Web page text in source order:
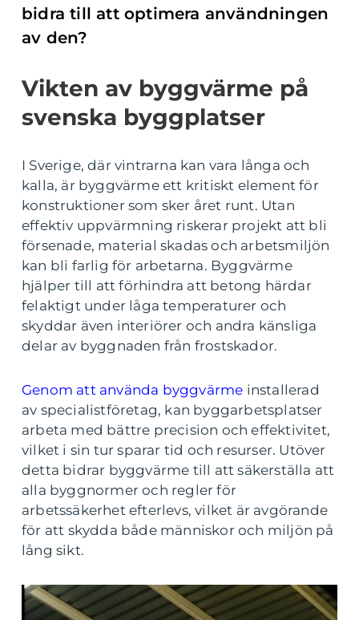
bidra till att optimera användningen
av den?
Vikten av byggvärme på
svenska byggplatser
I Sverige, där vintrarna kan vara långa och
kalla, är byggvärme ett kritiskt element för
konstruktioner som sker året runt. Utan
effektiv uppvärmning riskerar projekt att bli
försenade, material skadas och arbetsmiljön
kan bli farlig för arbetarna. Byggvärme
hjälper till att förhindra att betong härdar
felaktigt under låga temperaturer och
skyddar även interiörer och andra känsliga
delar av byggnaden från frostskador.
Genom att använda byggvärme installerad
av specialistföretag, kan byggarbetsplatser
arbeta med bättre precision och effektivitet,
vilket i sin tur sparar tid och resurser. Utöver
detta bidrar byggvärme till att säkerställa att
alla byggnormer och regler för
arbetssäkerhet efterlevs, vilket är avgörande
för att skydda både människor och miljön på
lång sikt.